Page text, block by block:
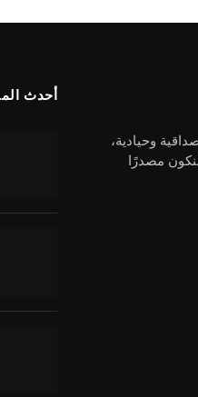
وحيادية،
مصدرًا
أحدث